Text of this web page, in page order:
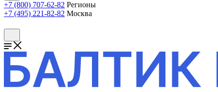
+7 (800) 707-62-82 Регионы
+7 (495) 221-82-82 Москва